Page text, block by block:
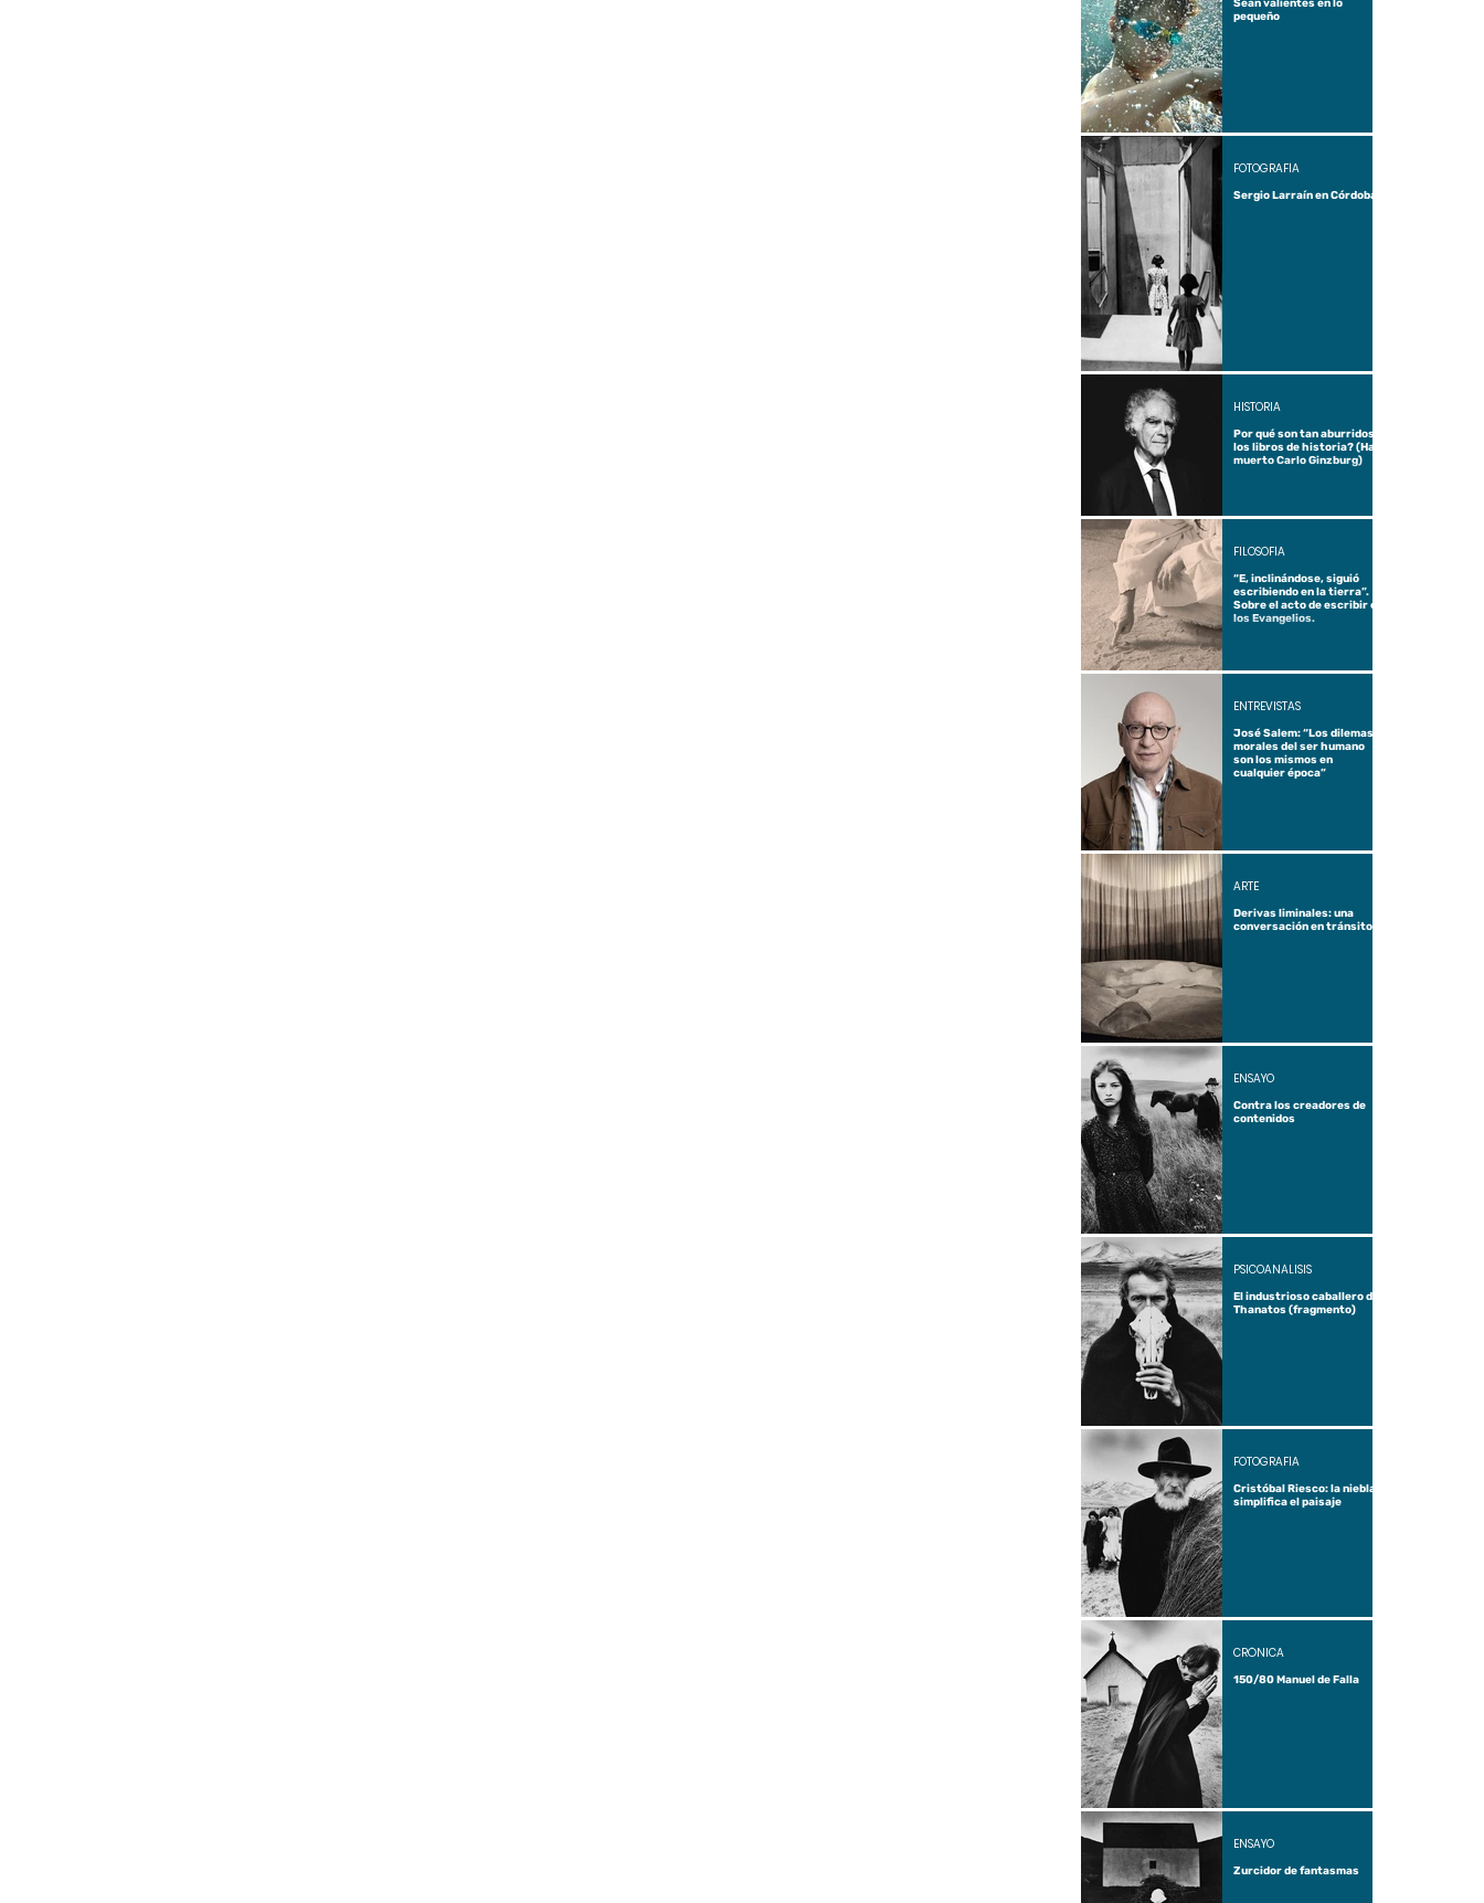
Sean valientes en lo
pequeño
Sergio Larraín en Córdoba
FOTOGRAFÍA
Por qué son tan aburridos
los libros de historia? (Ha
muerto Carlo Ginzburg)
HISTORIA
“E, inclinándose, siguió
escribiendo en la tierra”.
Sobre el acto de escribir en
los Evangelios.
FILOSOFÍA
José Salem: “Los dilemas
morales del ser humano
son los mismos en
cualquier época”
ENTREVISTAS
Derivas liminales: una
conversación en tránsito
ARTE
Contra los creadores de
contenidos
ENSAYO
El industrioso caballero de
Thanatos (fragmento)
PSICOANÁLISIS
Cristóbal Riesco: la niebla
simplifica el paisaje
FOTOGRAFÍA
150/80 Manuel de Falla
CRÓNICA
Zurcidor de fantasmas
ENSAYO